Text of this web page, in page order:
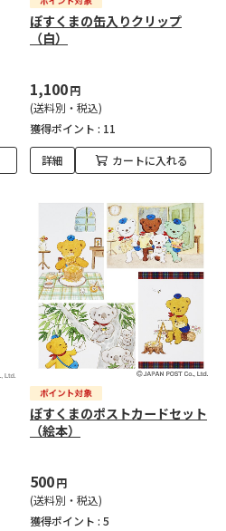
ぽすくまの缶入りクリップ
（白）
1,100円
(送料別・税込)
獲得ポイント : 11
詳細 カートに入れる
ぽすくまのポストカードセット
（絵本）
500円
(送料別・税込)
獲得ポイント : 5